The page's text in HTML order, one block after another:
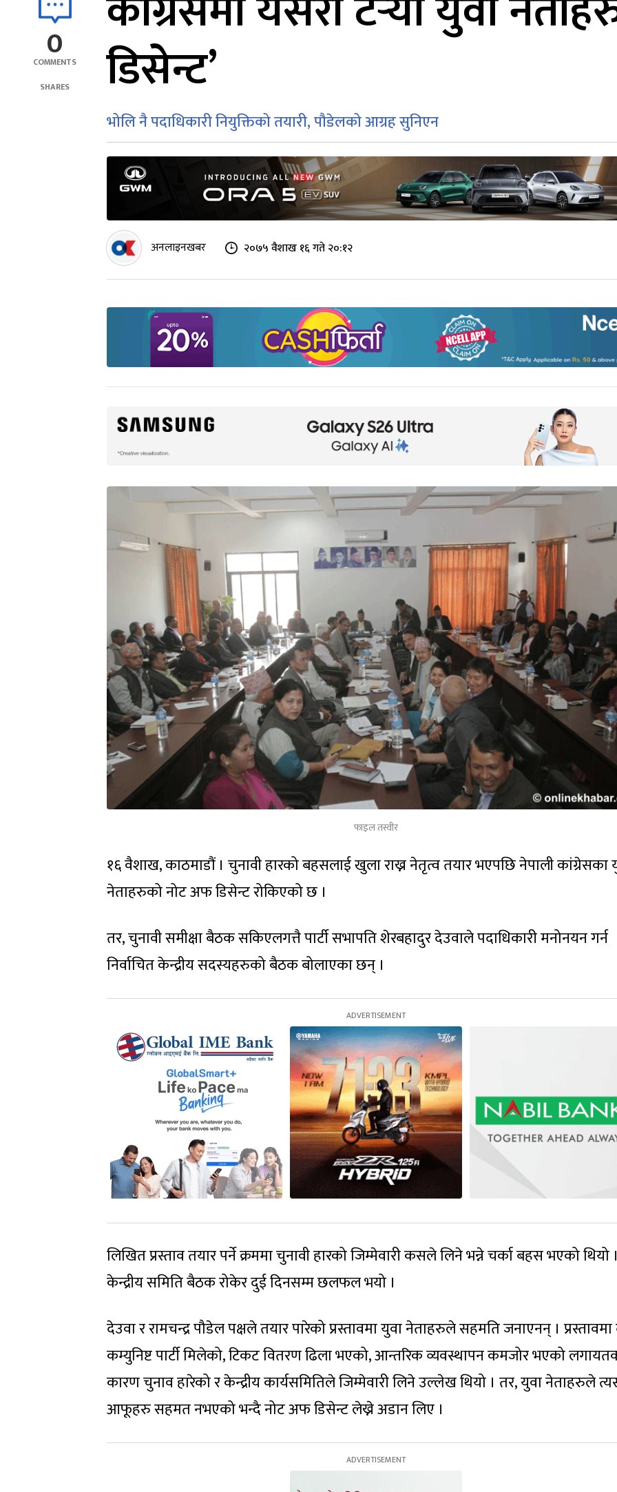
0
COMMENTS
SHARES
डिसेन्ट’
भोलि नै पदाधिकारी नियुक्तिको तयारी, पौडेलको आग्रह सुनिएन
अनलाइनखबर २०७५ वैशाख १६ गते २०:१२
फाइल तस्वीर
१६ वैशाख, काठमाडौं । चुनावी हारको बहसलाई खुला राख्न नेतृत्व तयार भएपछि नेपाली कांग्रेसका
नेताहरुको नोट अफ डिसेन्ट रोकिएको छ ।
तर, चुनावी समीक्षा बैठक सकिएलगत्तै पार्टी सभापति शेरबहादुर देउवाले पदाधिकारी मनोनयन गर्न
निर्वाचित केन्द्रीय सदस्यहरुको बैठक बोलाएका छन् ।
लिखित प्रस्ताव तयार पर्ने क्रममा चुनावी हारको जिम्मेवारी कसले लिने भन्ने चर्का बहस भएको थियो
केन्द्रीय समिति बैठक रोकेर दुई दिनसम्म छलफल भयो ।
देउवा र रामचन्द्र पौडेल पक्षले तयार पारेको प्रस्तावमा युवा नेताहरुले सहमति जनाएनन् ।
कम्युनिष्ट पार्टी मिलेको, टिकट वितरण ढिला भएको, आन्तरिक व्यवस्थापन कमजोर भएको
कारण चुनाव हारेको र केन्द्रीय कार्यसमितिले जिम्मेवारी लिने उल्लेख थियो । तर, युवा नेताहरुले
आफूहरु सहमत नभएको भन्दै नोट अफ डिसेन्ट लेख्ने अडान लिए ।